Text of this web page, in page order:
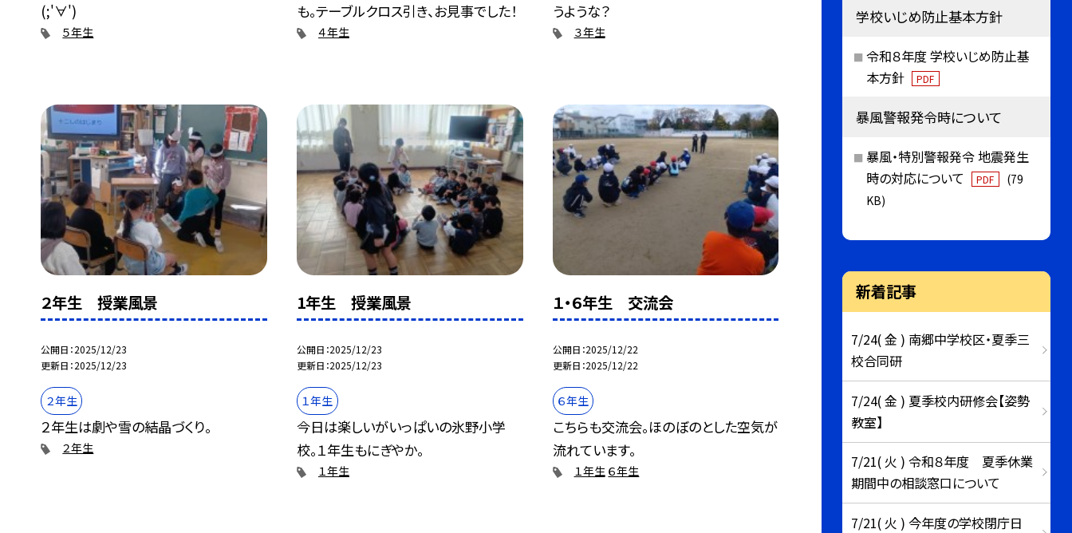
(;'∀')
５年生
も。テーブルクロス引き、お見事でした！
４年生
うような？
３年生
２年生 授業風景
公開日 2025/12/23
更新日 2025/12/23
２年生
２年生は劇や雪の結晶づくり。
２年生
1年生 授業風景
公開日 2025/12/23
更新日 2025/12/23
１年生
今日は楽しいがいっぱいの氷野小学
校。１年生もにぎやか。
１年生
１・６年生 交流会
公開日 2025/12/22
更新日 2025/12/22
６年生
こちらも交流会。ほのぼのとした空気が
流れています。
１年生 ６年生
学校いじめ防止基本方針
令和８年度 学校いじめ防止基
本方針
PDF
暴風警報発令時について
暴風・特別警報発令 地震発生
時の対応について
PDF
(79
KB)
新着記事
7/24( 金 ) 南郷中学校区・夏季三
校合同研
7/24( 金 ) 夏季校内研修会【姿勢
教室】
7/21( 火 ) 令和８年度 夏季休業
期間中の相談窓口について
7/21( 火 ) 今年度の学校閉庁日